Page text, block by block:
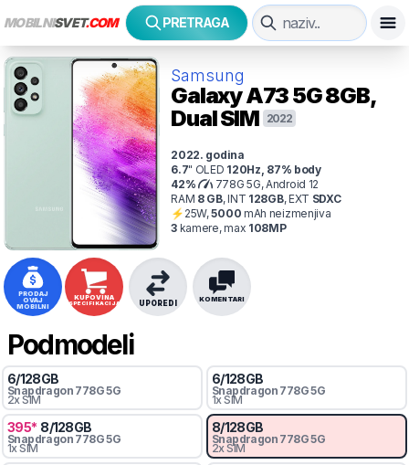
MOBILNISVET.COM PRETRAGA
Samsung
Galaxy A73 5G8GB,
Dual SIM
2022
2022. godina
6.7" OLED 120Hz, 87% body
42%
778G 5G, Android 12
RAM 8GB,INT 128GB,EXT SDXC
⚡ 25W,5000 mAh neizmenjiva
3 kamere, max 108MP
PRODAJ
OVAJ
MOBILNI
KUPOVINA
SPECIFIKACIJA KOMENTARI
UPOREDI
Podmodeli
6/128GB
Snapdragon 778G 5G
2x SIM
6/128GB
Snapdragon 778G 5G
1x SIM
395* 8/128GB
Snapdragon 778G 5G
1x SIM
8/128GB
Snapdragon 778G 5G
2x SIM